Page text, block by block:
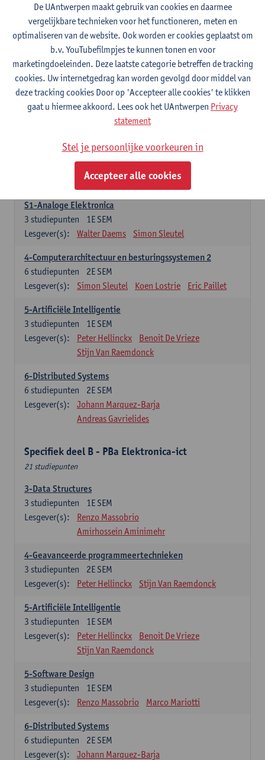
Lesgever(s):
Maarten Weyn
Rafael Berkvens
Rreze Halili
6-Digital Signal Processing
2E SEM
3studiepunten
Lesgever(s):
Walter Daems
Specifiek deel A - PBa Toegepaste Informatica
1-Basis digitale elektronica 1
studiepunten
Koen Lostrie
S1-Analoge Elektronica
1E SEM
3 studiepunten
Lesgever(s):
Walter Daems Simon Sleutel
4-Computerarchitectuur en besturingssystemen 2
2E SEM
6 studiepunten
Lesgever(s):
Simon Sleutel Koen Lostrie Eric Paillet
5-Artificiële Intelligentie
1E SEM
3 studiepunten
Lesgever(s):
Peter Hellinckx
Benoit De Vrieze
Stijn Van Raemdonck
6-Distributed Systems
2E SEM
6 studiepunten
Lesgever(s):
Johann Marquez-Barja
Andreas Gavrielides
Specifiek deel B - PBa Elektronica-ict
21 studiepunten
3-Data Structures
1E SEM
3 studiepunten
Lesgever(s):
Renzo Massobrio
Amirhossein Aminimehr
4-Geavanceerde programmeertechnieken
2E SEM
3 studiepunten
Lesgever(s):
Peter Hellinckx Stijn Van Raemdonck
5-Artificiële Intelligentie
1E SEM
3 studiepunten
Lesgever(s):
Peter Hellinckx
Benoit De Vrieze
Stijn Van Raemdonck
5-Software Design
1E SEM
3 studiepunten
Lesgever(s):
Renzo Massobrio Marco Mariotti
6-Distributed Systems
2E SEM
6 studiepunten
Lesgever(s):
Johann Marquez-Barja
De UAntwerpen maakt gebruik van cookies en daarmee
vergelijkbare technieken voor het functioneren, meten en
optimaliseren van de website. Ook worden er cookies geplaatst om
b.v. YouTubefilmpjes te kunnen tonen en voor
marketingdoeleinden. Deze laatste categorie betreffen de tracking
cookies. Uw internetgedrag kan worden gevolgd door middel van
deze tracking cookies Door op 'Accepteer alle cookies' te klikken
gaat u hiermee akkoord. Lees ook het UAntwerpen Privacy
statement
Stel je persoonlijke voorkeuren in
Accepteer alle cookies